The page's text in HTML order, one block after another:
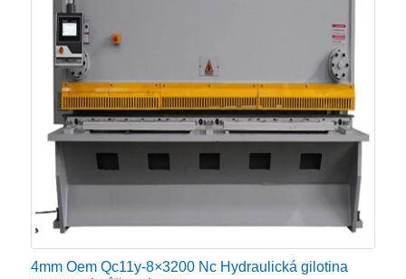
4mm Oem Qc11y-8×3200 Nc Hydraulická gilotina